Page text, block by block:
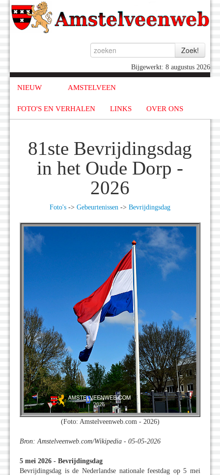
Bijgewerkt: 8 augustus 2026
NIEUW AMSTELVEEN
FOTO'S EN VERHALEN LINKS OVER ONS
81ste Bevrijdingsdag
in het Oude Dorp -
2026
Foto's -> Gebeurtenissen -> Bevrijdingsdag
(Foto: Amstelveenweb.com - 2026)
Bron: Amstelveenweb.com/Wikipedia - 05-05-2026
5 mei 2026 - Bevrijdingsdag
Bevrijdingsdag is de Nederlandse nationale feestdag op 5 mei